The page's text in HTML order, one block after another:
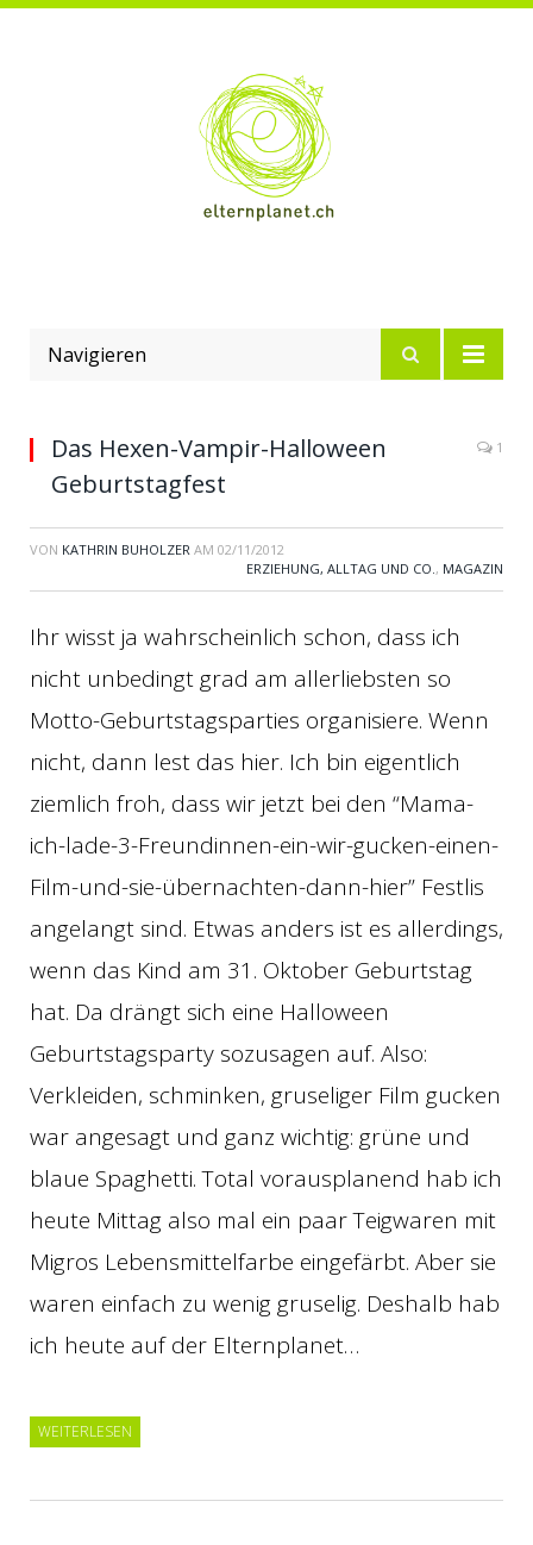
Navigieren
Das Hexen-Vampir-Halloween
Geburtstagfest
1
VON KATHRIN BUHOLZER AM 02/11/2012
ERZIEHUNG, ALLTAG UND CO., MAGAZIN
Ihr wisst ja wahrscheinlich schon, dass ich
nicht unbedingt grad am allerliebsten so
Motto-Geburtstagsparties organisiere. Wenn
nicht, dann lest das hier. Ich bin eigentlich
ziemlich froh, dass wir jetzt bei den “Mama-
ich-lade-3-Freundinnen-ein-wir-gucken-einen-
Film-und-sie-übernachten-dann-hier” Festlis
angelangt sind. Etwas anders ist es allerdings,
wenn das Kind am 31. Oktober Geburtstag
hat. Da drängt sich eine Halloween
Geburtstagsparty sozusagen auf. Also:
Verkleiden, schminken, gruseliger Film gucken
war angesagt und ganz wichtig: grüne und
blaue Spaghetti. Total vorausplanend hab ich
heute Mittag also mal ein paar Teigwaren mit
Migros Lebensmittelfarbe eingefärbt. Aber sie
waren einfach zu wenig gruselig. Deshalb hab
ich heute auf der Elternplanet…
WEITERLESEN